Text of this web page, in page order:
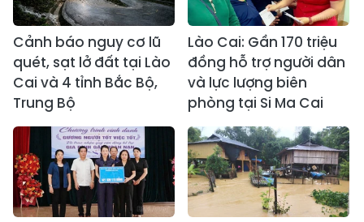
Cảnh báo nguy cơ lũ
quét, sạt lở đất tại Lào
Cai và 4 tỉnh Bắc Bộ,
Trung Bộ
Lào Cai: Gần 170 triệu
đồng hỗ trợ người dân
và lực lượng biên
phòng tại Si Ma Cai